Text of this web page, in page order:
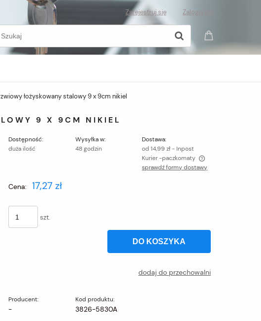
Zarejestruj się Zaloguj się
łożyskowany stalowy 9 x 9cm nikiel
9 X 9CM NIKIEL
Dostępność:
duża ilość
Wysyłka w:
48 godzin
Dostawa:
od 14,99 zł - Inpost
Kurier -paczkomaty
sprawdź formy dostawy
Cena: 17,27 zł
szt.
DO KOSZYKA
dodaj do przechowalni
Producent:
-
Kod produktu:
3826-5830A